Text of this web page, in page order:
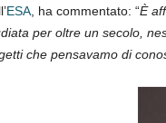
ESA, ha commentato: “È
per oltre un secolo,
che pensavamo di